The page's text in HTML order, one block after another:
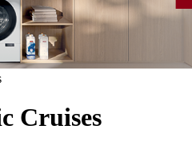
Cruises